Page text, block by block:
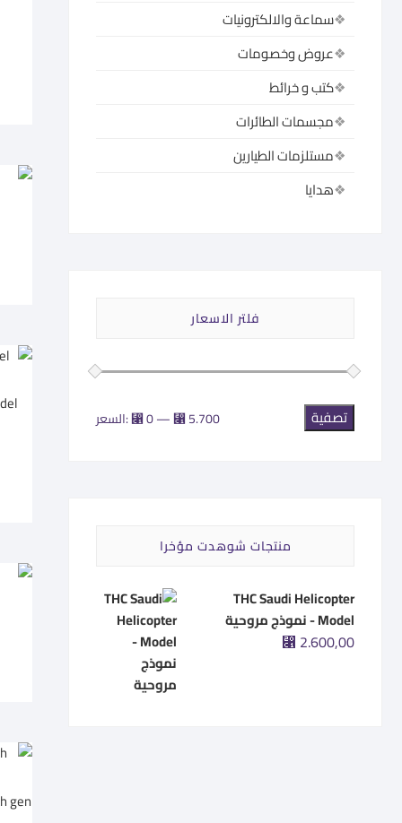
سماعة والالكترونيات
عروض وخصومات
كتب و خرائط
مجسمات الطائرات
مستلزمات الطيارين
هدايا
فلتر الاسعار
تصفية السعر:⃁ 0—⃁ 5.700
منتجات شوهدت مؤخرا
THC Saudi Helicopter
Model - نموذج مروحية
⃁ 2.600,00